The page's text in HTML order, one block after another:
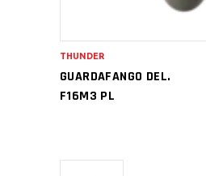
GUARDAFANGO DEL.
F16M3 PL
THUNDER